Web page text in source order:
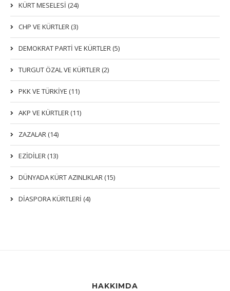
KÜRT MESELESİ (24)
CHP VE KÜRTLER (3)
DEMOKRAT PARTI VE KÜRTLER (5)
TURGUT ÖZAL VE KÜRTLER (2)
PKK VE TÜRKIYE (11)
AKP VE KÜRTLER (11)
ZAZALAR (14)
EZIDILER (13)
DÜNYADA KÜRT AZINLIKLAR (15)
DİASPORA KÜRTLERİ (4)
HAKKIMDA